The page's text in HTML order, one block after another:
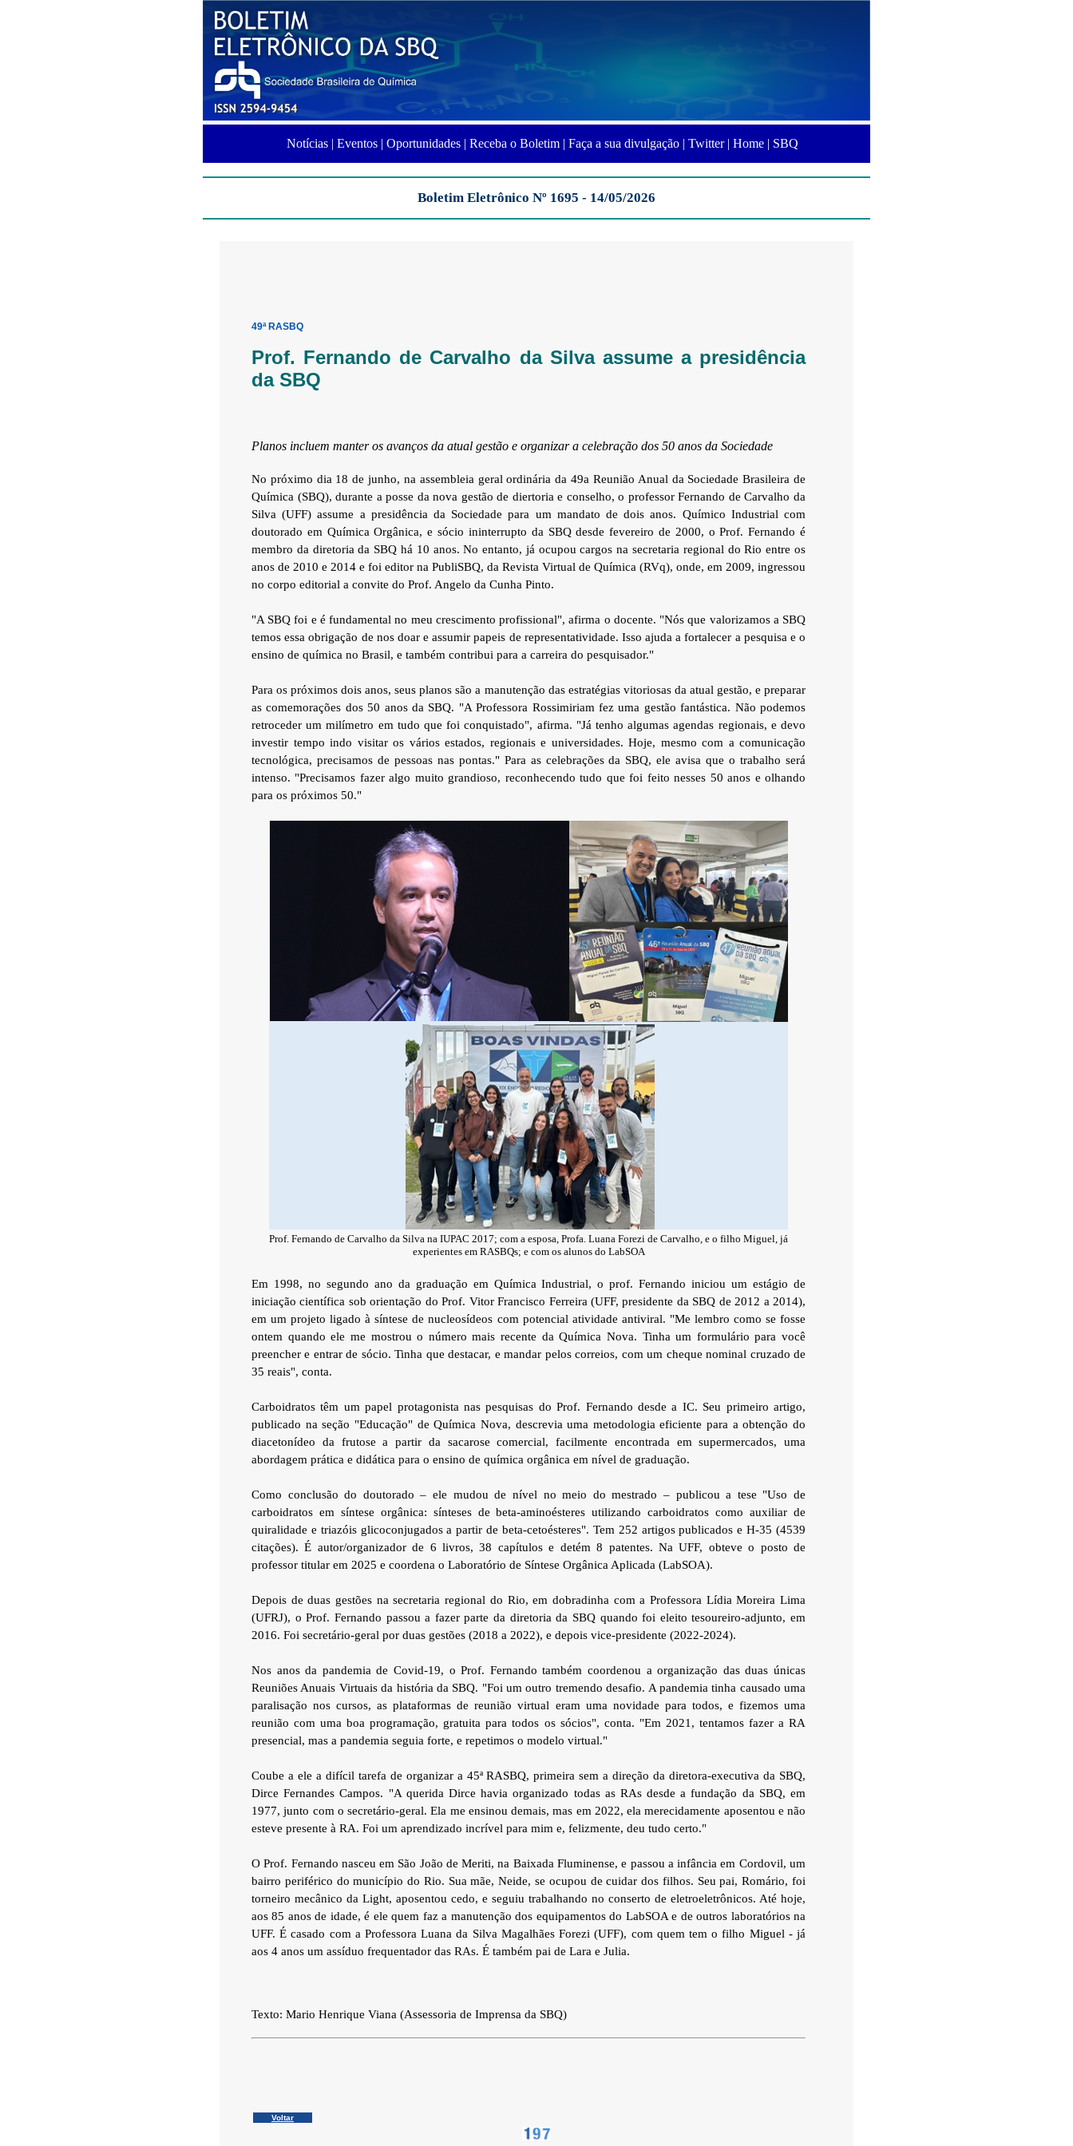
Notícias | Eventos | Oportunidades | Receba o Boletim | Faça a sua divulgação | Twitter | Home | SBQ
Boletim Eletrônico Nº 1695 - 14/05/2026
49ª RASBQ
Prof. Fernando de Carvalho da Silva assume a presidência
da SBQ
Planos incluem manter os avanços da atual gestão e organizar a celebração dos 50 anos da Sociedade
No próximo dia 18 de junho, na assembleia geral ordinária da 49a Reunião Anual da Sociedade Brasileira de
Química (SBQ), durante a posse da nova gestão de diertoria e conselho, o professor Fernando de Carvalho da
Silva (UFF) assume a presidência da Sociedade para um mandato de dois anos. Químico Industrial com
doutorado em Química Orgânica, e sócio ininterrupto da SBQ desde fevereiro de 2000, o Prof. Fernando é
membro da diretoria da SBQ há 10 anos. No entanto, já ocupou cargos na secretaria regional do Rio entre os
anos de 2010 e 2014 e foi editor na PubliSBQ, da Revista Virtual de Química (RVq), onde, em 2009, ingressou
no corpo editorial a convite do Prof. Angelo da Cunha Pinto.
"A SBQ foi e é fundamental no meu crescimento profissional", afirma o docente. "Nós que valorizamos a SBQ
temos essa obrigação de nos doar e assumir papeis de representatividade. Isso ajuda a fortalecer a pesquisa e o
ensino de química no Brasil, e também contribui para a carreira do pesquisador."
Para os próximos dois anos, seus planos são a manutenção das estratégias vitoriosas da atual gestão, e preparar
as comemorações dos 50 anos da SBQ. "A Professora Rossimiriam fez uma gestão fantástica. Não podemos
retroceder um milímetro em tudo que foi conquistado", afirma. "Já tenho algumas agendas regionais, e devo
investir tempo indo visitar os vários estados, regionais e universidades. Hoje, mesmo com a comunicação
tecnológica, precisamos de pessoas nas pontas." Para as celebrações da SBQ, ele avisa que o trabalho será
intenso. "Precisamos fazer algo muito grandioso, reconhecendo tudo que foi feito nesses 50 anos e olhando
para os próximos 50."
Prof. Fernando de Carvalho da Silva na IUPAC 2017; com a esposa, Profa. Luana Forezi de Carvalho, e o filho Miguel, já
experientes em RASBQs; e com os alunos do LabSOA
Em 1998, no segundo ano da graduação em Química Industrial, o prof. Fernando iniciou um estágio de
iniciação científica sob orientação do Prof. Vitor Francisco Ferreira (UFF, presidente da SBQ de 2012 a 2014),
em um projeto ligado à síntese de nucleosídeos com potencial atividade antiviral. "Me lembro como se fosse
ontem quando ele me mostrou o número mais recente da Química Nova. Tinha um formulário para você
preencher e entrar de sócio. Tinha que destacar, e mandar pelos correios, com um cheque nominal cruzado de
35 reais", conta.
Carboidratos têm um papel protagonista nas pesquisas do Prof. Fernando desde a IC. Seu primeiro artigo,
publicado na seção "Educação" de Química Nova, descrevia uma metodologia eficiente para a obtenção do
diacetonídeo da frutose a partir da sacarose comercial, facilmente encontrada em supermercados, uma
abordagem prática e didática para o ensino de química orgânica em nível de graduação.
Como conclusão do doutorado – ele mudou de nível no meio do mestrado – publicou a tese "Uso de
carboidratos em síntese orgânica: sínteses de beta-aminoésteres utilizando carboidratos como auxiliar de
quiralidade e triazóis glicoconjugados a partir de beta-cetoésteres". Tem 252 artigos publicados e H-35 (4539
citações). É autor/organizador de 6 livros, 38 capítulos e detém 8 patentes. Na UFF, obteve o posto de
professor titular em 2025 e coordena o Laboratório de Síntese Orgânica Aplicada (LabSOA).
Depois de duas gestões na secretaria regional do Rio, em dobradinha com a Professora Lídia Moreira Lima
(UFRJ), o Prof. Fernando passou a fazer parte da diretoria da SBQ quando foi eleito tesoureiro-adjunto, em
2016. Foi secretário-geral por duas gestões (2018 a 2022), e depois vice-presidente (2022-2024).
Nos anos da pandemia de Covid-19, o Prof. Fernando também coordenou a organização das duas únicas
Reuniões Anuais Virtuais da história da SBQ. "Foi um outro tremendo desafio. A pandemia tinha causado uma
paralisação nos cursos, as plataformas de reunião virtual eram uma novidade para todos, e fizemos uma
reunião com uma boa programação, gratuita para todos os sócios", conta. "Em 2021, tentamos fazer a RA
presencial, mas a pandemia seguia forte, e repetimos o modelo virtual."
Coube a ele a difícil tarefa de organizar a 45ª RASBQ, primeira sem a direção da diretora-executiva da SBQ,
Dirce Fernandes Campos. "A querida Dirce havia organizado todas as RAs desde a fundação da SBQ, em
1977, junto com o secretário-geral. Ela me ensinou demais, mas em 2022, ela merecidamente aposentou e não
esteve presente à RA. Foi um aprendizado incrível para mim e, felizmente, deu tudo certo."
O Prof. Fernando nasceu em São João de Meriti, na Baixada Fluminense, e passou a infância em Cordovil, um
bairro periférico do município do Rio. Sua mãe, Neide, se ocupou de cuidar dos filhos. Seu pai, Romário, foi
torneiro mecânico da Light, aposentou cedo, e seguiu trabalhando no conserto de eletroeletrônicos. Até hoje,
aos 85 anos de idade, é ele quem faz a manutenção dos equipamentos do LabSOA e de outros laboratórios na
UFF. É casado com a Professora Luana da Silva Magalhães Forezi (UFF), com quem tem o filho Miguel - já
aos 4 anos um assíduo frequentador das RAs. É também pai de Lara e Julia.
Texto: Mario Henrique Viana (Assessoria de Imprensa da SBQ)
Voltar